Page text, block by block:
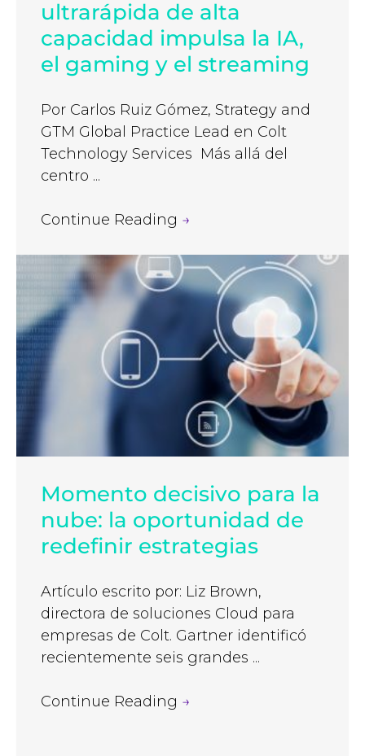
ultrarápida de alta
capacidad impulsa la IA,
el gaming y el streaming
Por Carlos Ruiz Gómez, Strategy and
GTM Global Practice Lead en Colt
Technology Services Más allá del
centro ...
Continue Reading →
Momento decisivo para la
nube: la oportunidad de
redefinir estrategias
Artículo escrito por: Liz Brown,
directora de soluciones Cloud para
empresas de Colt. Gartner identificó
recientemente seis grandes ...
Continue Reading →